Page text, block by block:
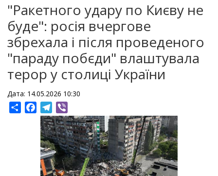
"Ракетного удару по Києву не
буде": росія вчергове
збрехала і після проведеного
"параду побєди" влаштувала
терор у столиці України
Дата: 14.05.2026 10:30
ShareFacebookTelegram